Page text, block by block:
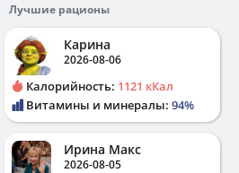
Лучшие рационы
Карина
2026-08-06
Калорийность: 1121 кКал
Витамины и минералы: 94%
Ирина Макс
2026-08-05